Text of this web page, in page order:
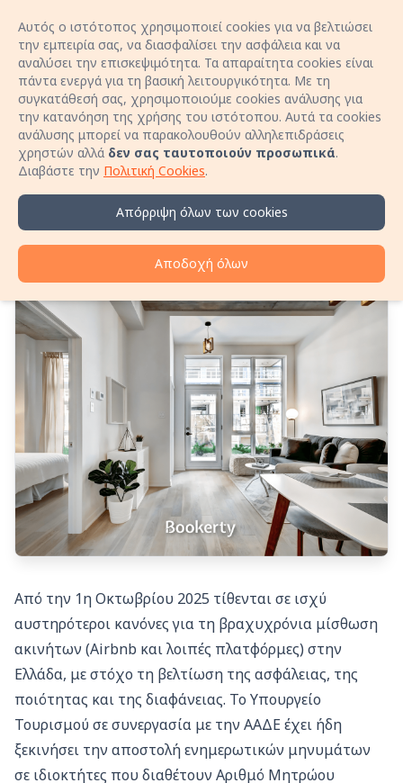
Είσοδος
Κλείσε διαμονή χωρίς προμήθειες κράτησης!
Μίλα απευθείας με τον οικοδεσπότη μέσω
τηλεφώνου και εξασφάλισε καλύτερη τιμή για τη
διαμονή σου!
Μάθε περισσότερα
Νέοι κανόνες για
βραχυχρόνιες μισθώσεις
από 1 Οκτωβρίου 2025 – Τι
αλλάζει για οικοδεσπότες
Από την 1η Οκτωβρίου 2025 τίθενται σε ισχύ
αυστηρότεροι κανόνες για τη βραχυχρόνια μίσθωση
ακινήτων (Airbnb και λοιπές πλατφόρμες) στην
Ελλάδα, με στόχο τη βελτίωση της ασφάλειας, της
ποιότητας και της διαφάνειας. Το Υπουργείο
Τουρισμού σε συνεργασία με την ΑΑΔΕ έχει ήδη
ξεκινήσει την αποστολή ενημερωτικών μηνυμάτων
σε ιδιοκτήτες που διαθέτουν Αριθμό Μητρώου
Αυτός ο ιστότοπος χρησιμοποιεί cookies για να βελτιώσει
την εμπειρία σας, να διασφαλίσει την ασφάλεια και να
αναλύσει την επισκεψιμότητα. Τα απαραίτητα cookies είναι
πάντα ενεργά για τη βασική λειτουργικότητα. Με τη
συγκατάθεσή σας, χρησιμοποιούμε cookies ανάλυσης για
την κατανόηση της χρήσης του ιστότοπου. Αυτά τα cookies
ανάλυσης μπορεί να παρακολουθούν αλληλεπιδράσεις
χρηστών αλλά δεν σας ταυτοποιούν προσωπικά.
Διαβάστε την Πολιτική Cookies.
Απόρριψη όλων των cookies
Αποδοχή όλων